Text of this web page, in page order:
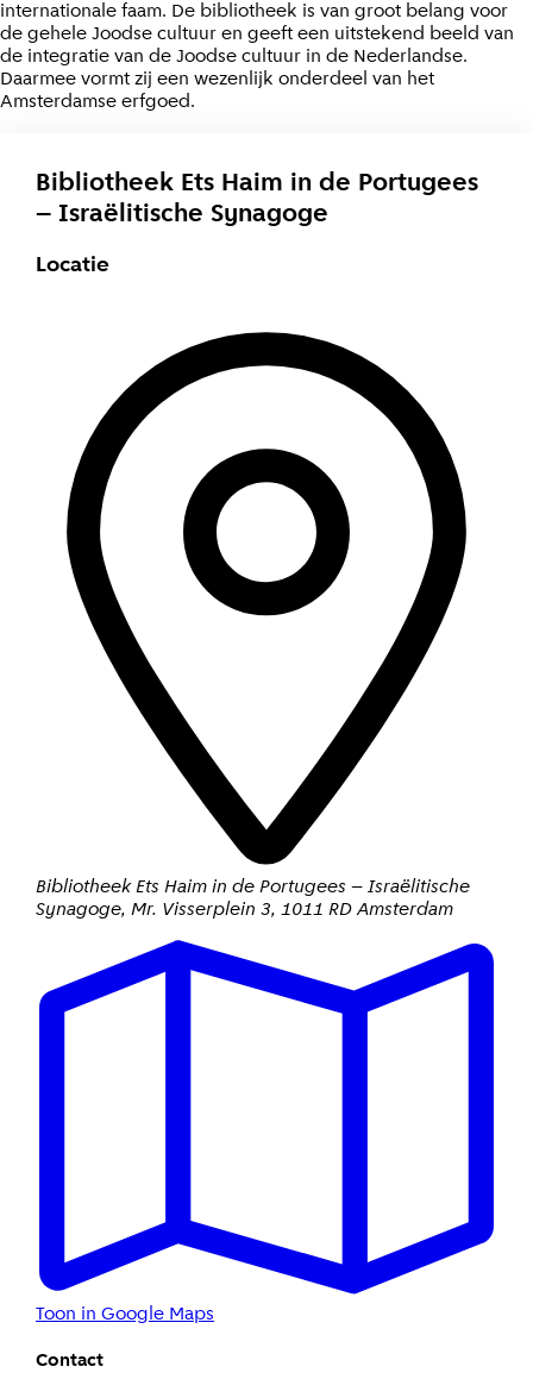
internationale faam. De bibliotheek is van groot belang voor
de gehele Joodse cultuur en geeft een uitstekend beeld van
de integratie van de Joodse cultuur in de Nederlandse.
Daarmee vormt zij een wezenlijk onderdeel van het
Amsterdamse erfgoed.
Bibliotheek Ets Haim in de Portugees
– Israëlitische Synagoge
Locatie
Bibliotheek Ets Haim in de Portugees – Israëlitische
Synagoge, Mr. Visserplein 3, 1011 RD Amsterdam
Toon in Google Maps
Contact